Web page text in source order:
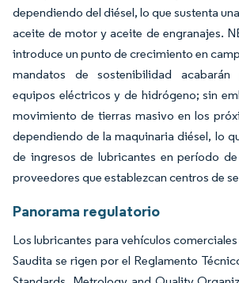
dependiendo del diésel, lo que sustenta
aceite de motor y aceite de engranajes.
introduce un punto de crecimiento en
mandatos de sostenibilidad
equipos eléctricos y de hidrógeno; sin
movimiento de tierras masivo en los
dependiendo de la maquinaria diésel, lo
de ingresos de lubricantes en período
proveedores que establezcan centros de
Panorama regulatorio
Los lubricantes para vehículos
Saudita se rigen por el Reglamento